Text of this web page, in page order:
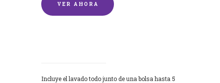
VER AHORA
Incluye el lavado todo junto de una bolsa hasta 5